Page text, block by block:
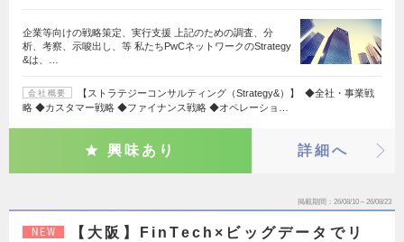
企業等向けの戦略策定、実行支援 上記のための調査、分
析、考察、示唆出し、等 私たちPwCネットワークのStrategy
&は、…
会社概要
【ストラテジーコンサルティング（Strategy&）】 ◆全社・事業戦
略 ◆カスタマー戦略 ◆ファイナンス戦略 ◆オペレーショ…
興味あり 詳細へ
掲載期間 26/08/10～26/08/23
NEW
【大阪】FinTech×ビッグデータでリ